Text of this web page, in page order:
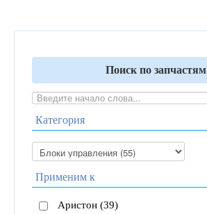
Поиск по запчастям
Категория
Применим к
Аристон (39)